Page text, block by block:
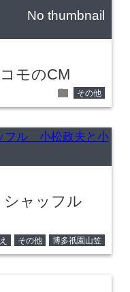
No thumbnail
モのCM
folder その他
シャッフル
その他 博多祇園山笠